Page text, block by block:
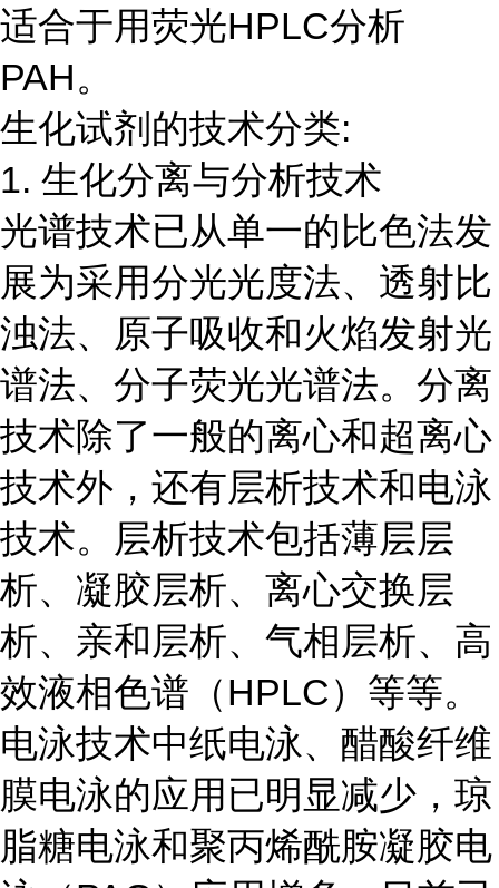
适合于用荧光HPLC分析
PAH。
生化试剂的技术分类:
1. 生化分离与分析技术
光谱技术已从单一的比色法发
展为采用分光光度法、透射比
浊法、原子吸收和火焰发射光
谱法、分子荧光光谱法。分离
技术除了一般的离心和超离心
技术外，还有层析技术和电泳
技术。层析技术包括薄层层
析、凝胶层析、离心交换层
析、亲和层析、气相层析、高
效液相色谱（HPLC）等等。
电泳技术中纸电泳、醋酸纤维
膜电泳的应用已明显减少，琼
脂糖电泳和聚丙烯酰胺凝胶电